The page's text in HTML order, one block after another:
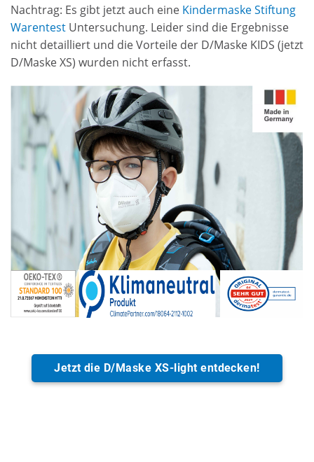
Nachtrag: Es gibt jetzt auch eine Kindermaske Stiftung
Warentest Untersuchung. Leider sind die Ergebnisse
nicht detailliert und die Vorteile der D/Maske KIDS (jetzt
D/Maske XS) wurden nicht erfasst.
Jetzt die D/Maske XS-light entdecken!